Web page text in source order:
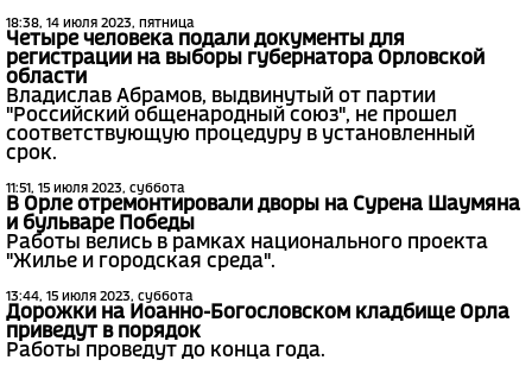
18:38, 14 июля 2023, пятница
Четыре человека подали документы для
регистрации на выборы губернатора Орловской
области
Владислав Абрамов, выдвинутый от партии
"Российский общенародный союз", не прошел
соответствующую процедуру в установленный
срок.
11:51, 15 июля 2023, суббота
В Орле отремонтировали дворы на Сурена Шаумяна
и бульваре Победы
Работы велись в рамках национального проекта
"Жилье и городская среда".
13:44, 15 июля 2023, суббота
Дорожки на Иоанно-Богословском кладбище Орла
приведут в порядок
Работы проведут до конца года.